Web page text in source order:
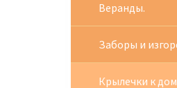
Веранды.
Заборы и
Крылечки к